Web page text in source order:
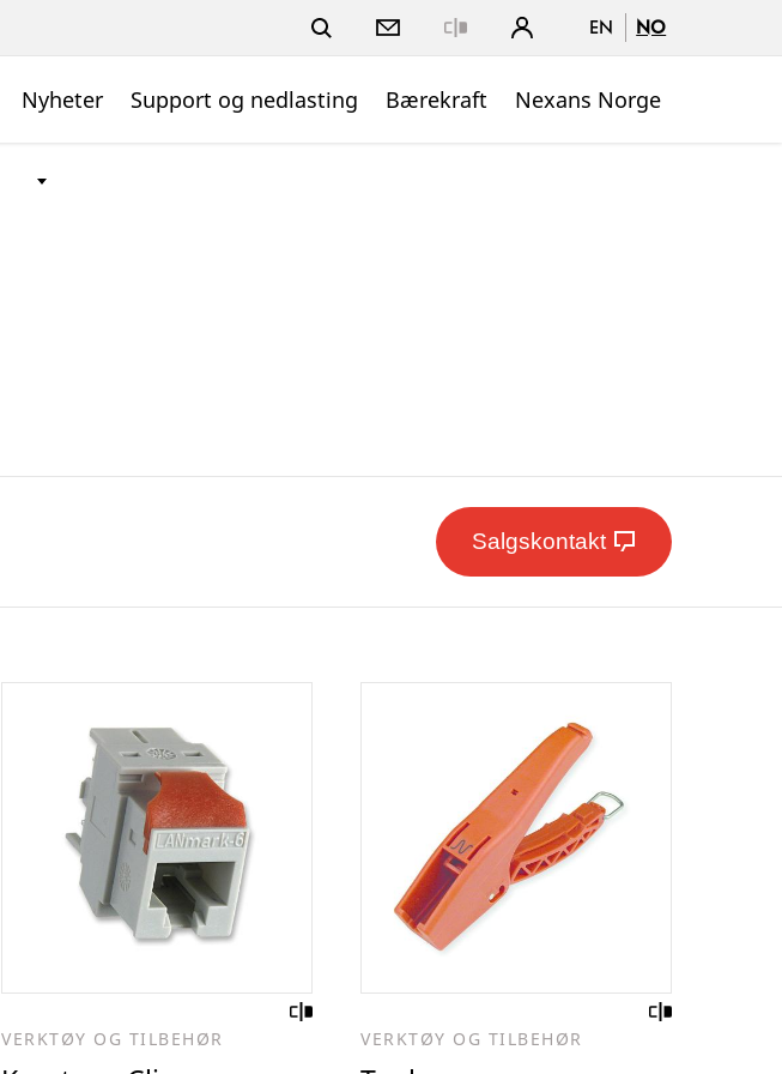
EN NO
Nyheter Support og nedlasting Bærekraft Nexans Norge
Salgskontakt
VERKTØY OG TILBEHØR VERKTØY OG TILBEHØR